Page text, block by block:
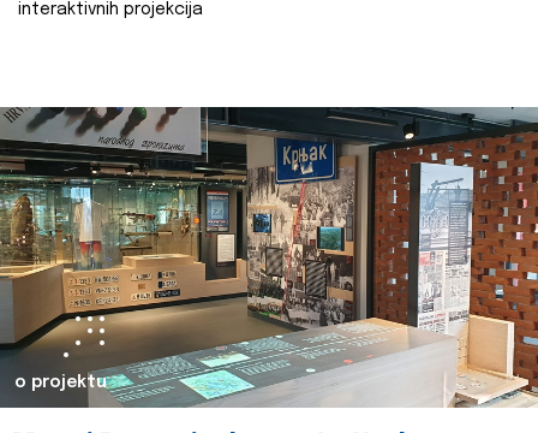
interaktivnih projekcija
o projektu